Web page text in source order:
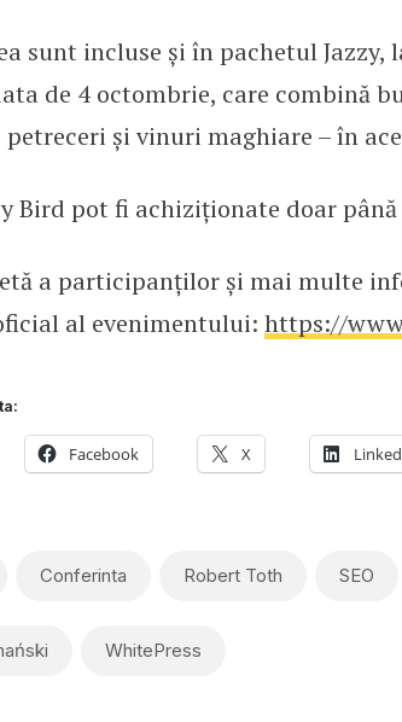
sunt incluse și în pachetul Jazzy,
de 4 octombrie, care combină
petreceri și vinuri maghiare – în
Bird pot fi achiziționate doar
a participanților și mai multe
al evenimentului: https://
Facebook X
Conferinta Robert Toth SEO
WhitePress